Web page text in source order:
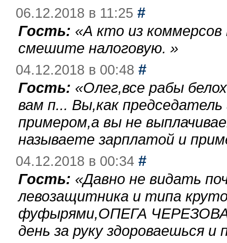
06.12.2018 в 11:25 #
Гость: «А кто из
смешите налоговую. »
04.12.2018 в 00:48 #
Гость: «Олег,все рабы
вам п... Вы,как
примером,а вы не
называете зарплатой и
04.12.2018 в 00:34 #
Гость: «Давно не видать
левозащитника и типа
фуфырями,ОПЕГА
день за руку здороваешься